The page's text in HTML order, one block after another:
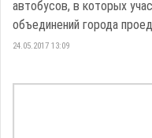
автобусов, в которых
объединений города
24.05.2017 13:09